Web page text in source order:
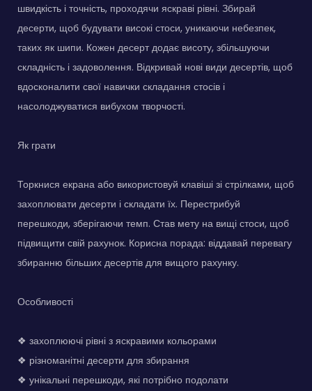
швидкість і точність, проходячи яскраві рівні. Збирай
десерти, щоб будувати високі стоси, уникаючи небезпек,
таких як шипи. Кожен десерт додає висоту, збільшуючи
складність і задоволення. Відкривай нові види десертів, щоб
вдосконалити свої навички складання стосів і
насолоджуватися вибухом творчості.
Як грати
Торкнися екрана або використовуй клавіші зі стрілками, щоб
захоплювати десерти і складати їх. Перестрибуй
перешкоди, зберігаючи темп. Став мету на вищі стоси, щоб
підвищити свій рахунок. Корисна порада: віддавай перевагу
збиранню більших десертів для вищого рахунку.
Особливості
❖ захоплюючі рівні з яскравими кольорами
❖ різноманітні десерти для збирання
❖ унікальні перешкоди, які потрібно подолати